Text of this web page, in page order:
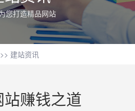
您打造精品网站
>> 建站资讯
赚钱之道